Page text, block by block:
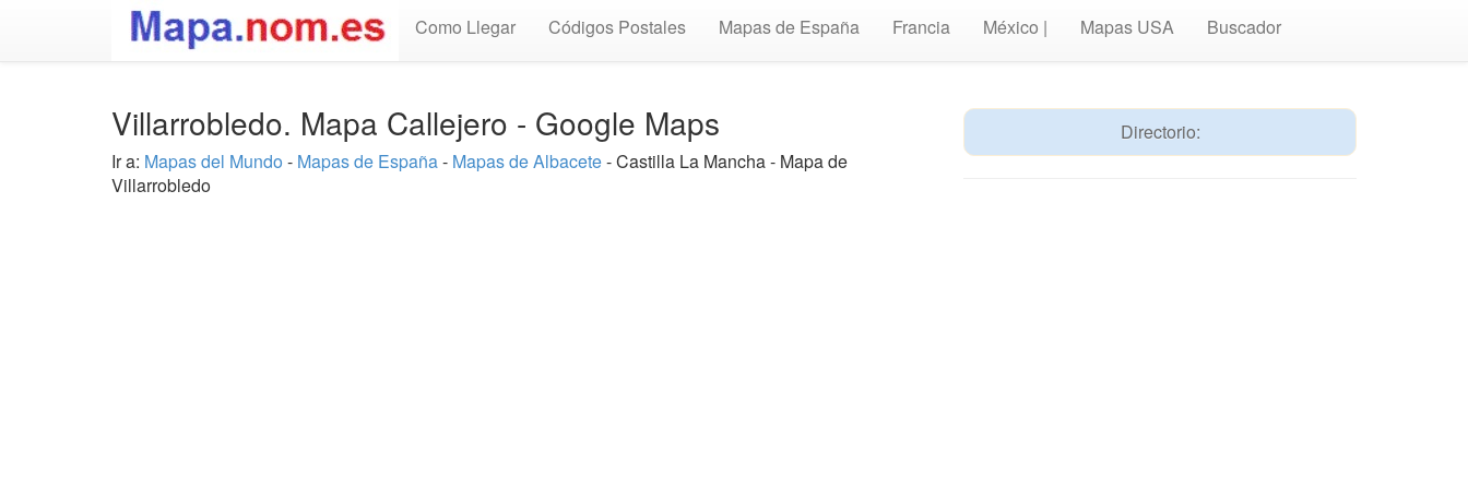
Como Llegar Códigos Postales Mapas de España Francia México | Mapas USA Buscador
Villarrobledo. Mapa Callejero - Google Maps
Ir a: Mapas del Mundo - Mapas de España- Mapas de Albacete- Castilla La Mancha - Mapa de
Villarrobledo
Directorio: